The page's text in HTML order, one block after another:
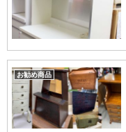
お勧め商品